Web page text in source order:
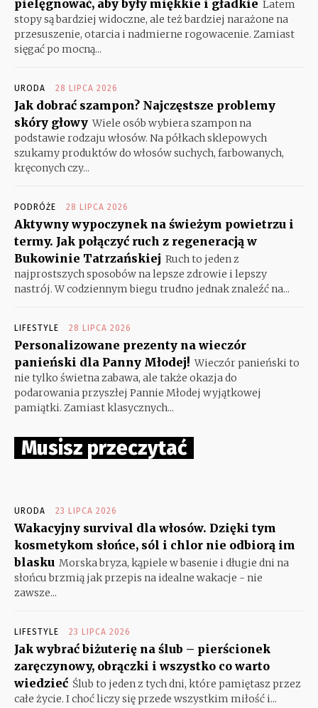
pielęgnować, aby były miękkie i gładkie Latem
stopy są bardziej widoczne, ale też bardziej narażone na
przesuszenie, otarcia i nadmierne rogowacenie. Zamiast
sięgać po mocną...
URODA 28 LIPCA 2026
Jak dobrać szampon? Najczęstsze problemy
skóry głowy Wiele osób wybiera szampon na
podstawie rodzaju włosów. Na półkach sklepowych
szukamy produktów do włosów suchych, farbowanych,
kręconych czy...
PODRÓŻE 28 LIPCA 2026
Aktywny wypoczynek na świeżym powietrzu i
termy. Jak połączyć ruch z regeneracją w
Bukowinie Tatrzańskiej Ruch to jeden z
najprostszych sposobów na lepsze zdrowie i lepszy
nastrój. W codziennym biegu trudno jednak znaleźć na...
LIFESTYLE 28 LIPCA 2026
Personalizowane prezenty na wieczór
panieński dla Panny Młodej! Wieczór panieński to
nie tylko świetna zabawa, ale także okazja do
podarowania przyszłej Pannie Młodej wyjątkowej
pamiątki. Zamiast klasycznych...
Musisz przeczytać
URODA 23 LIPCA 2026
Wakacyjny survival dla włosów. Dzięki tym
kosmetykom słońce, sól i chlor nie odbiorą im
blasku Morska bryza, kąpiele w basenie i długie dni na
słońcu brzmią jak przepis na idealne wakacje - nie
zawsze...
LIFESTYLE 23 LIPCA 2026
Jak wybrać biżuterię na ślub – pierścionek
zaręczynowy, obrączki i wszystko co warto
wiedzieć Ślub to jeden z tych dni, które pamiętasz przez
całe życie. I choć liczy się przede wszystkim miłość i...